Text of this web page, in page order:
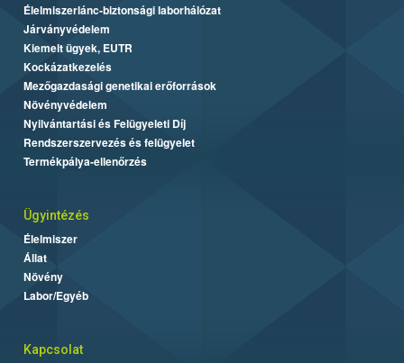
Élelmiszerlánc-biztonsági laborhálózat
Járványvédelem
Kiemelt ügyek, EUTR
Kockázatkezelés
Mezőgazdasági genetikai erőforrások
Növényvédelem
Nyilvántartási és Felügyeleti Díj
Rendszerszervezés és felügyelet
Termékpálya-ellenőrzés
Ügyintézés
Élelmiszer
Állat
Növény
Labor/Egyéb
Kapcsolat